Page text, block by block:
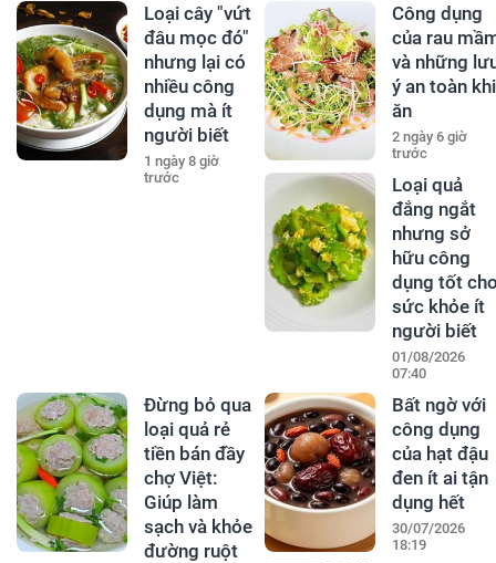
Loại cây "vứt
đâu mọc đó"
nhưng lại có
nhiều công
dụng mà ít
người biết
1 ngày 8 giờ
trước
Công dụng
của rau
và những
ý an toàn khi
ăn
2 ngày 6 giờ
trước
Loại quả
đắng ngắt
nhưng sở
hữu công
dụng tốt
sức khỏe ít
người biết
01/08/2026
07:40
Đừng bỏ qua
loại quả rẻ
tiền bán đầy
chợ Việt:
Giúp làm
sạch và khỏe
đường ruột
Bất ngờ với
công dụng
của hạt đậu
đen ít ai tận
dụng hết
30/07/2026
18:19